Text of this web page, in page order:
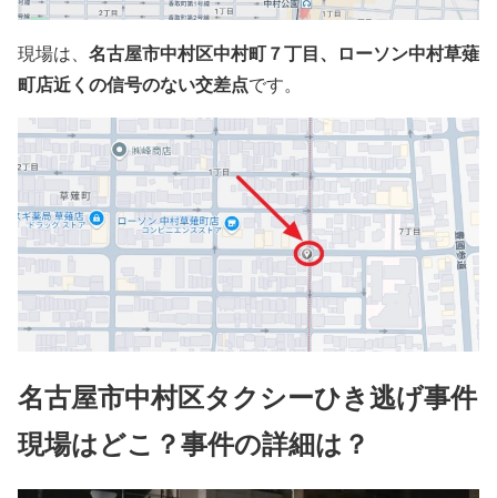
現場は、 名古屋市中村区中村町７丁目、ローソン中村草薙
町店近くの信号のない交差点です。
名古屋市中村区タクシーひき逃げ事件
現場はどこ？事件の詳細は？